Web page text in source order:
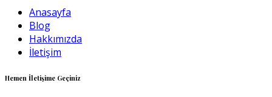
Anasayfa
Blog
Hakkımızda
İletişim
Hemen İletişime Geçiniz